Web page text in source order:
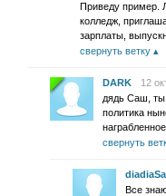
Приведу пример.
колледж,
зарплаты,
свернуть ветку
DARK
12
дядь Саш, ты
политика
свернуть
Все